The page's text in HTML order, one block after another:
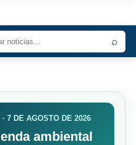
⌕
7 DE AGOSTO DE 2026
ambiental